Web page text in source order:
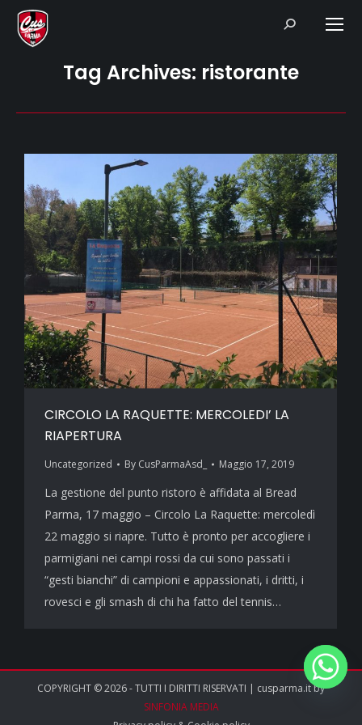
Search:
Tag Archives: ristorante
CIRCOLO LA RAQUETTE: MERCOLEDI’ LA
RIAPERTURA
Uncategorized By CusParmaAsd_ Maggio 17, 2019
La gestione del punto ristoro è affidata al Bread
Parma, 17 maggio – Circolo La Raquette: mercoledì
22 maggio si riapre. Tutto è pronto per accogliere i
parmigiani nei campi rossi da cui sono passati i
“gesti bianchi” di campioni e appassionati, i dritti, i
rovesci e gli smash di chi ha fatto del tennis…
COPYRIGHT © 2026 - TUTTI I DIRITTI RISERVATI | cusparma.it by
SINFONIA MEDIA